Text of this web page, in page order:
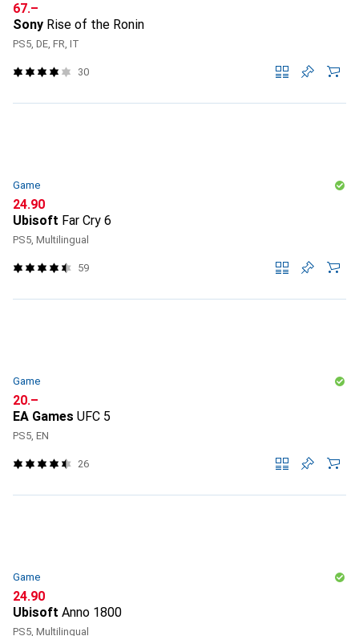
CHF
67.–
Sony Rise of the Ronin
PS5, DE, FR, IT
30
Game
CHF
24.90
Ubisoft Far Cry 6
PS5, Multilingual
59
Game
CHF
20.–
EA Games UFC 5
PS5, EN
26
Game
CHF
24.90
Ubisoft Anno 1800
PS5, Multilingual